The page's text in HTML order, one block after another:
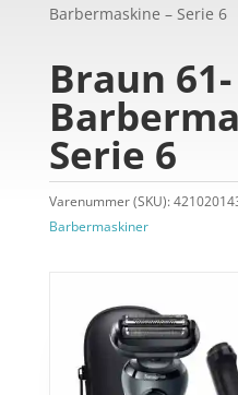
Barbermaskine – Serie 6
Braun
Serie 6
Varenummer (SKU):
Barbermaskiner